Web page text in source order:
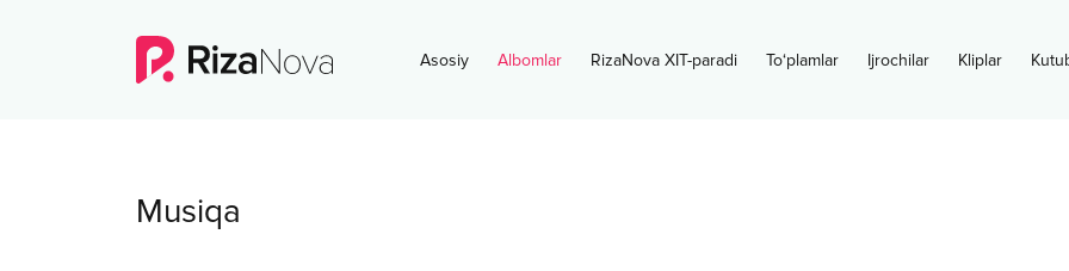
Asosiy Albomlar RizaNova XIT-paradi To‘plamlar Ijrochilar Kliplar
Musiqa